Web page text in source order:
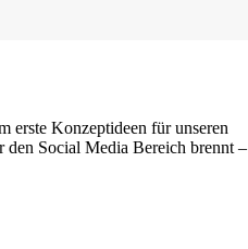
erste Konzeptideen für unseren
Social Media Bereich brennt –